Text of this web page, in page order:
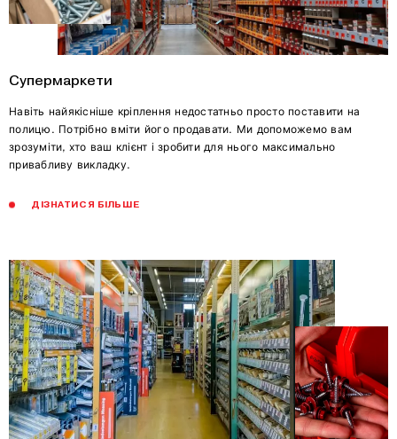
Супермаркети
Навіть найякісніше кріплення недостатньо просто поставити на
полицю. Потрібно вміти його продавати. Ми допоможемо вам
зрозуміти, хто ваш клієнт і зробити для нього максимально
привабливу викладку.
ДІЗНАТИСЯ БІЛЬШЕ